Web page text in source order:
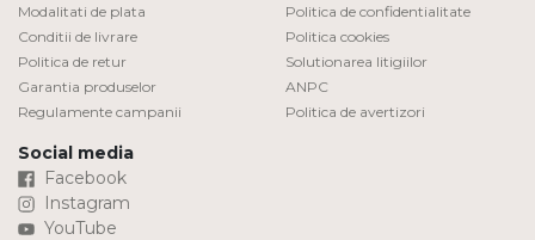
Modalitati de plata
Conditii de livrare
Politica de retur
Garantia produselor
Regulamente campanii
Politica de confidentialitate
Politica cookies
Solutionarea litigiilor
ANPC
Politica de avertizori
Social media
Facebook
Instagram
YouTube